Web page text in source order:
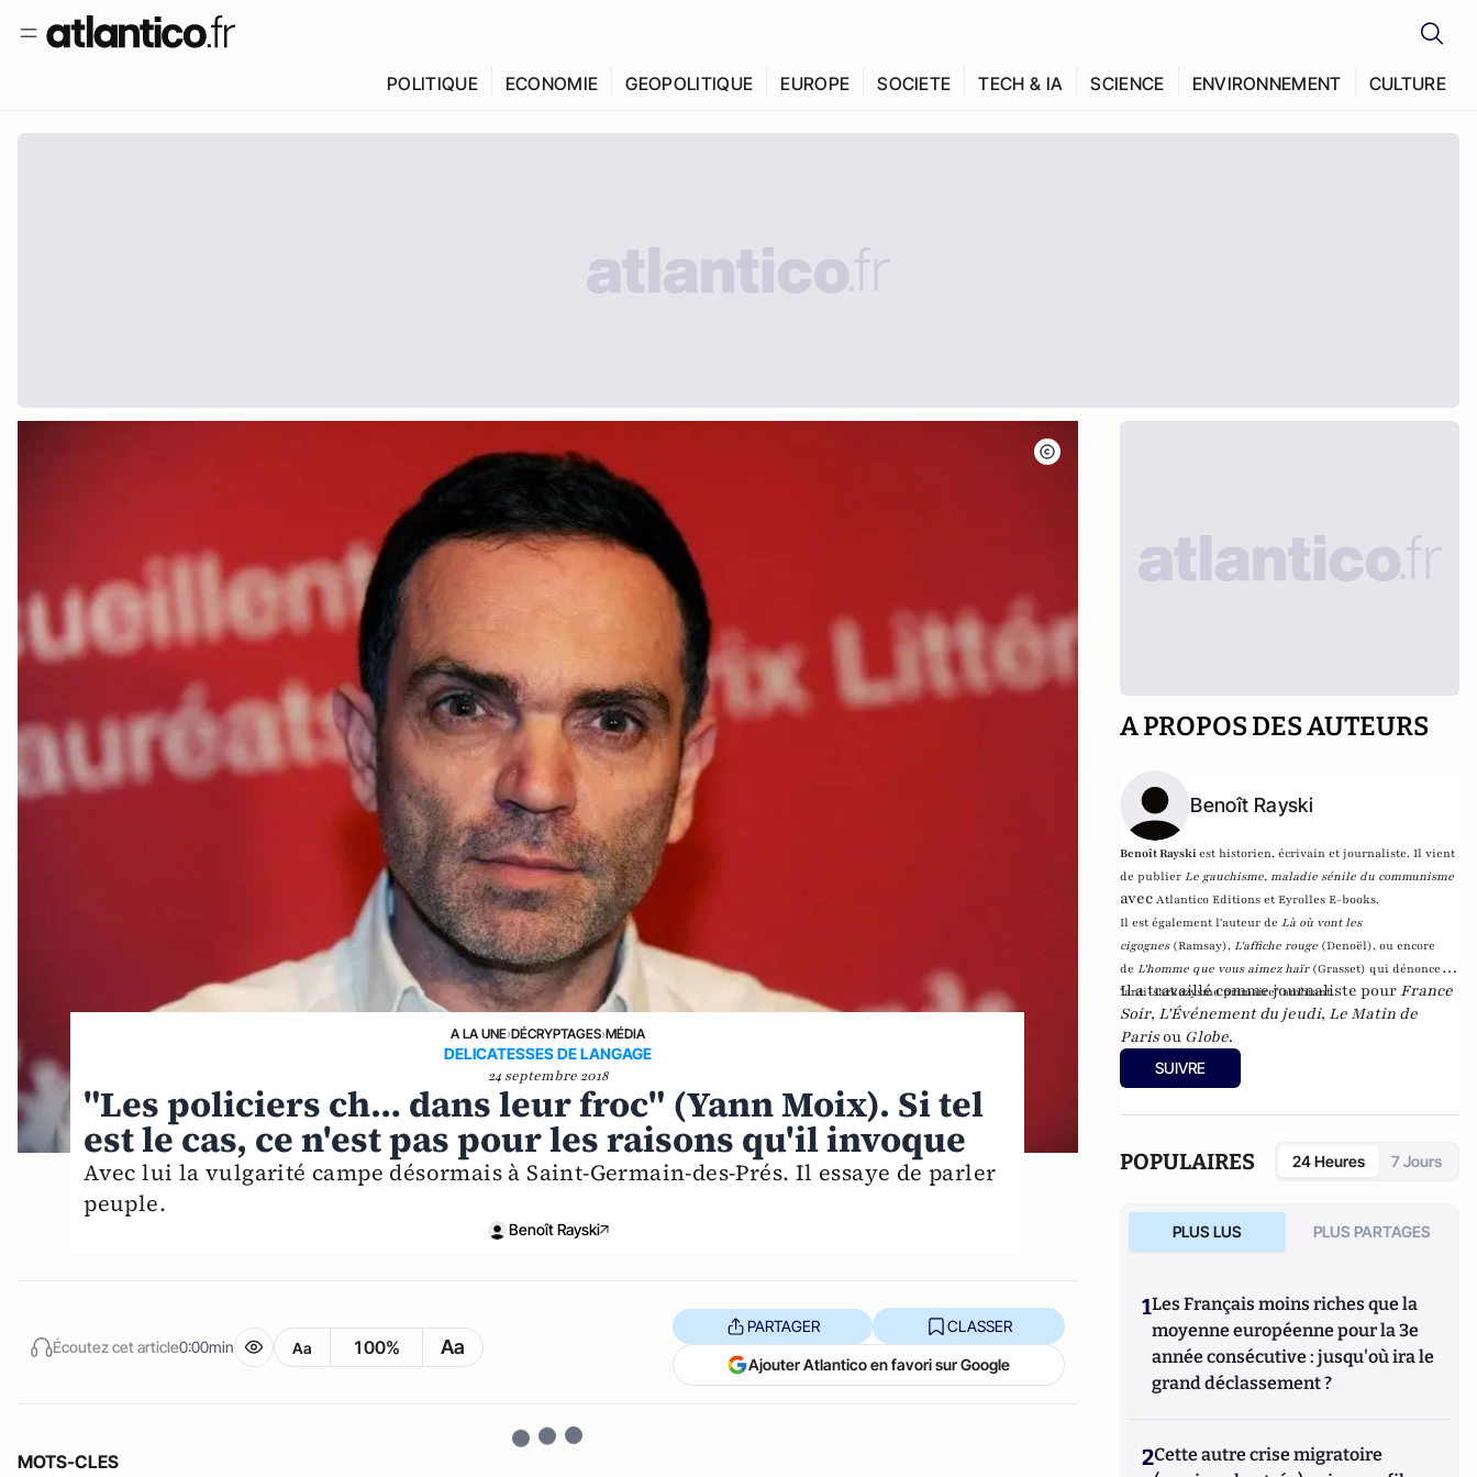
POLITIQUE ECONOMIE GEOPOLITIQUE EUROPE SOCIETE TECH & IA SCIENCE ENVIRONNEMENT CULTURE
A LA UNE›DÉCRYPTAGES›MÉDIA
DELICATESSES DE LANGAGE
24 septembre 2018
"Les policiers ch… dans leur froc" (Yann Moix). Si tel
est le cas, ce n'est pas pour les raisons qu'il invoque
Avec lui la vulgarité campe désormais à Saint-Germain-des-Prés. Il essaye de parler
peuple.
Benoît Rayski
Écoutez cet article0:00min Aa 100% Aa
PARTAGER CLASSER
Ajouter Atlantico en favori sur Google
MOTS-CLES
A PROPOS DES AUTEURS
Benoît Rayski
Benoît Rayskiest historien, écrivain et journaliste. Il vient
de publierLe gauchisme, maladie sénile du communisme
avecAtlantico Editions et Eyrolles E-books.
Il est également l'auteur deLà où vont les
cigognes (Ramsay),L'affiche rouge (Denoël), ou encore
deL'homme que vous aimez haïr (Grasset) qui dénonce l'
"anti-sarkozysme primaire" ambiant.
Il a travaillé comme journaliste pour France
Soir, L'Événement du jeudi, Le Matin de
Parisou Globe.
SUIVRE
POPULAIRES 24 Heures 7 Jours
PLUS LUS PLUS PARTAGES
1Les Français moins riches que la
moyenne européenne pour la 3e
année consécutive : jusqu'où ira le
grand déclassement ?
2Cette autre crise migratoire